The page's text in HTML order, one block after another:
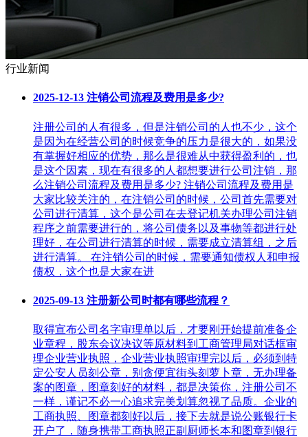
行业新闻
2025-12-13 注销公司流程及费用是多少?
注册公司的人有很多，但是注销公司的人也不少，这个
是因为在经营公司的时候竞争的压力是很大的，如果没
有掌握好相应的优势，那么是很难从中获得盈利的，也
是这个因素，现在有很多的人都想要进行公司注销，那
么注销公司流程及费用是多少? 注销公司流程及费用是
大家比较关注的，在注销公司的时候，公司首先需要对
公司进行清算，这个是公司在去登记机关办理公司注销
程序之前需要进行的，将公司债务以及事物等都进行处
理好，在公司进行清算的时候，需要成立清算组，之后
进行清算。 在注销公司的时候，需要通知债权人和申报
债权，这个也是大家在进
2025-09-13 注册新公司时都有哪些流程？
取得宣布公司名字审理单以后，才要刚开始提前准备企
业章程，股东会议决议等原材料到工商管理局对话框审
理企业营业执照，企业营业执照审理完以后，必须到特
定公安人员刻公章，别贪便宜街头刻萝卜章，无办理备
案的图章，图章刻好的材料，都是决策你，注册公司不
一样，谨记不必一心追求完美划算忽视了品质。企业的
工商执照、图章都刻好以后，接下去就是说公账银行卡
开户了，随身携带工商执照正副厨师长本和图章到银行